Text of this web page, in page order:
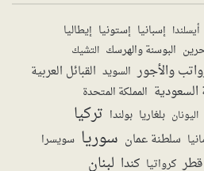
أيسلندا إسبانيا إستونيا إيطاليا
البوسنة والهرسك التشيك
والأجور السويد القبائل العربية
السعودية المملكة المتحدة
اليونان بلغاريا بولندا تركيا
سلطنة عمان سوريا سويسرا
قطر كرواتيا كندا لبنان